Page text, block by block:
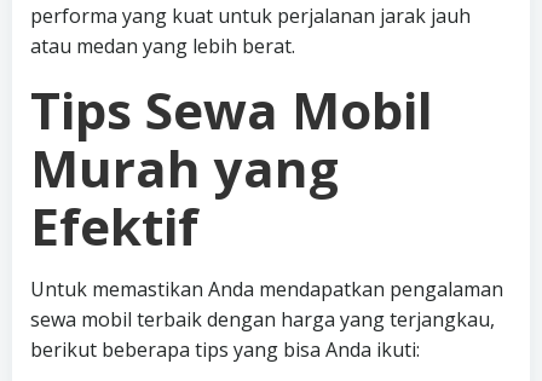
performa yang kuat untuk perjalanan jarak jauh
atau medan yang lebih berat.
Tips Sewa Mobil
Murah yang
Efektif
Untuk memastikan Anda mendapatkan pengalaman
sewa mobil terbaik dengan harga yang terjangkau,
berikut beberapa tips yang bisa Anda ikuti: